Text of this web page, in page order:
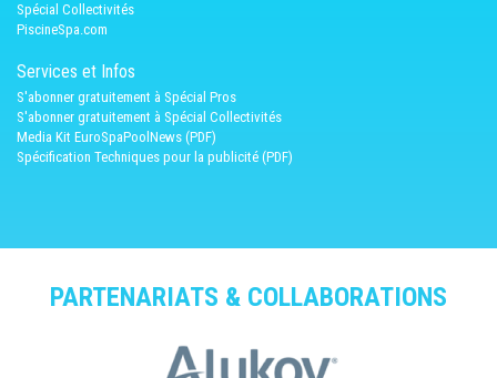
Spécial Collectivités
PiscineSpa.com
Services et Infos
S'abonner gratuitement à Spécial Pros
S'abonner gratuitement à Spécial Collectivités
Media Kit EuroSpaPoolNews (PDF)
Spécification Techniques pour la publicité (PDF)
PARTENARIATS & COLLABORATIONS